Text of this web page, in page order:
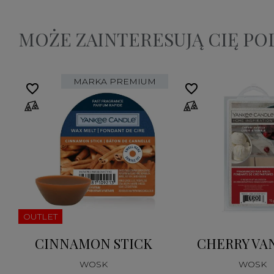
MOŻE ZAINTERESUJĄ CIĘ
MARKA PREMIUM
OUTLET
CINNAMON STICK
WOSK
favorite_border
CHERRY
WOSK
favorite_border